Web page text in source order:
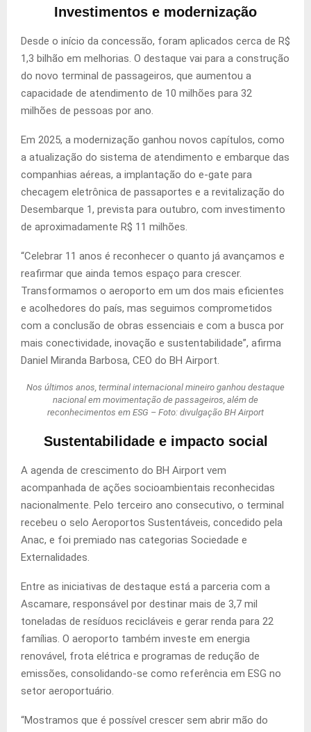
Investimentos e modernização
Desde o início da concessão, foram aplicados cerca de R$
1,3 bilhão em melhorias. O destaque vai para a construção
do novo terminal de passageiros, que aumentou a
capacidade de atendimento de 10 milhões para 32
milhões de pessoas por ano.
Em 2025, a modernização ganhou novos capítulos, como
a atualização do sistema de atendimento e embarque das
companhias aéreas, a implantação do e-gate para
checagem eletrônica de passaportes e a revitalização do
Desembarque 1, prevista para outubro, com investimento
de aproximadamente R$ 11 milhões.
“Celebrar 11 anos é reconhecer o quanto já avançamos e
reafirmar que ainda temos espaço para crescer.
Transformamos o aeroporto em um dos mais eficientes
e acolhedores do país, mas seguimos comprometidos
com a conclusão de obras essenciais e com a busca por
mais conectividade, inovação e sustentabilidade”, afirma
Daniel Miranda Barbosa, CEO do BH Airport.
Nos últimos anos, terminal internacional mineiro ganhou destaque
nacional em movimentação de passageiros, além de
reconhecimentos em ESG – Foto: divulgação BH Airport
Sustentabilidade e impacto social
A agenda de crescimento do BH Airport vem
acompanhada de ações socioambientais reconhecidas
nacionalmente. Pelo terceiro ano consecutivo, o terminal
recebeu o selo Aeroportos Sustentáveis, concedido pela
Anac, e foi premiado nas categorias Sociedade e
Externalidades.
Entre as iniciativas de destaque está a parceria com a
Ascamare, responsável por destinar mais de 3,7 mil
toneladas de resíduos recicláveis e gerar renda para 22
famílias. O aeroporto também investe em energia
renovável, frota elétrica e programas de redução de
emissões, consolidando-se como referência em ESG no
setor aeroportuário.
“Mostramos que é possível crescer sem abrir mão do